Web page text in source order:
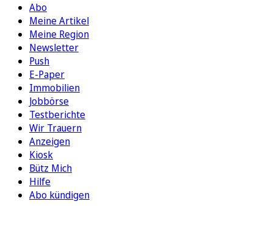
Abo
Meine Artikel
Meine Region
Newsletter
Push
E-Paper
Immobilien
Jobbörse
Testberichte
Wir Trauern
Anzeigen
Kiosk
Bütz Mich
Hilfe
Abo kündigen